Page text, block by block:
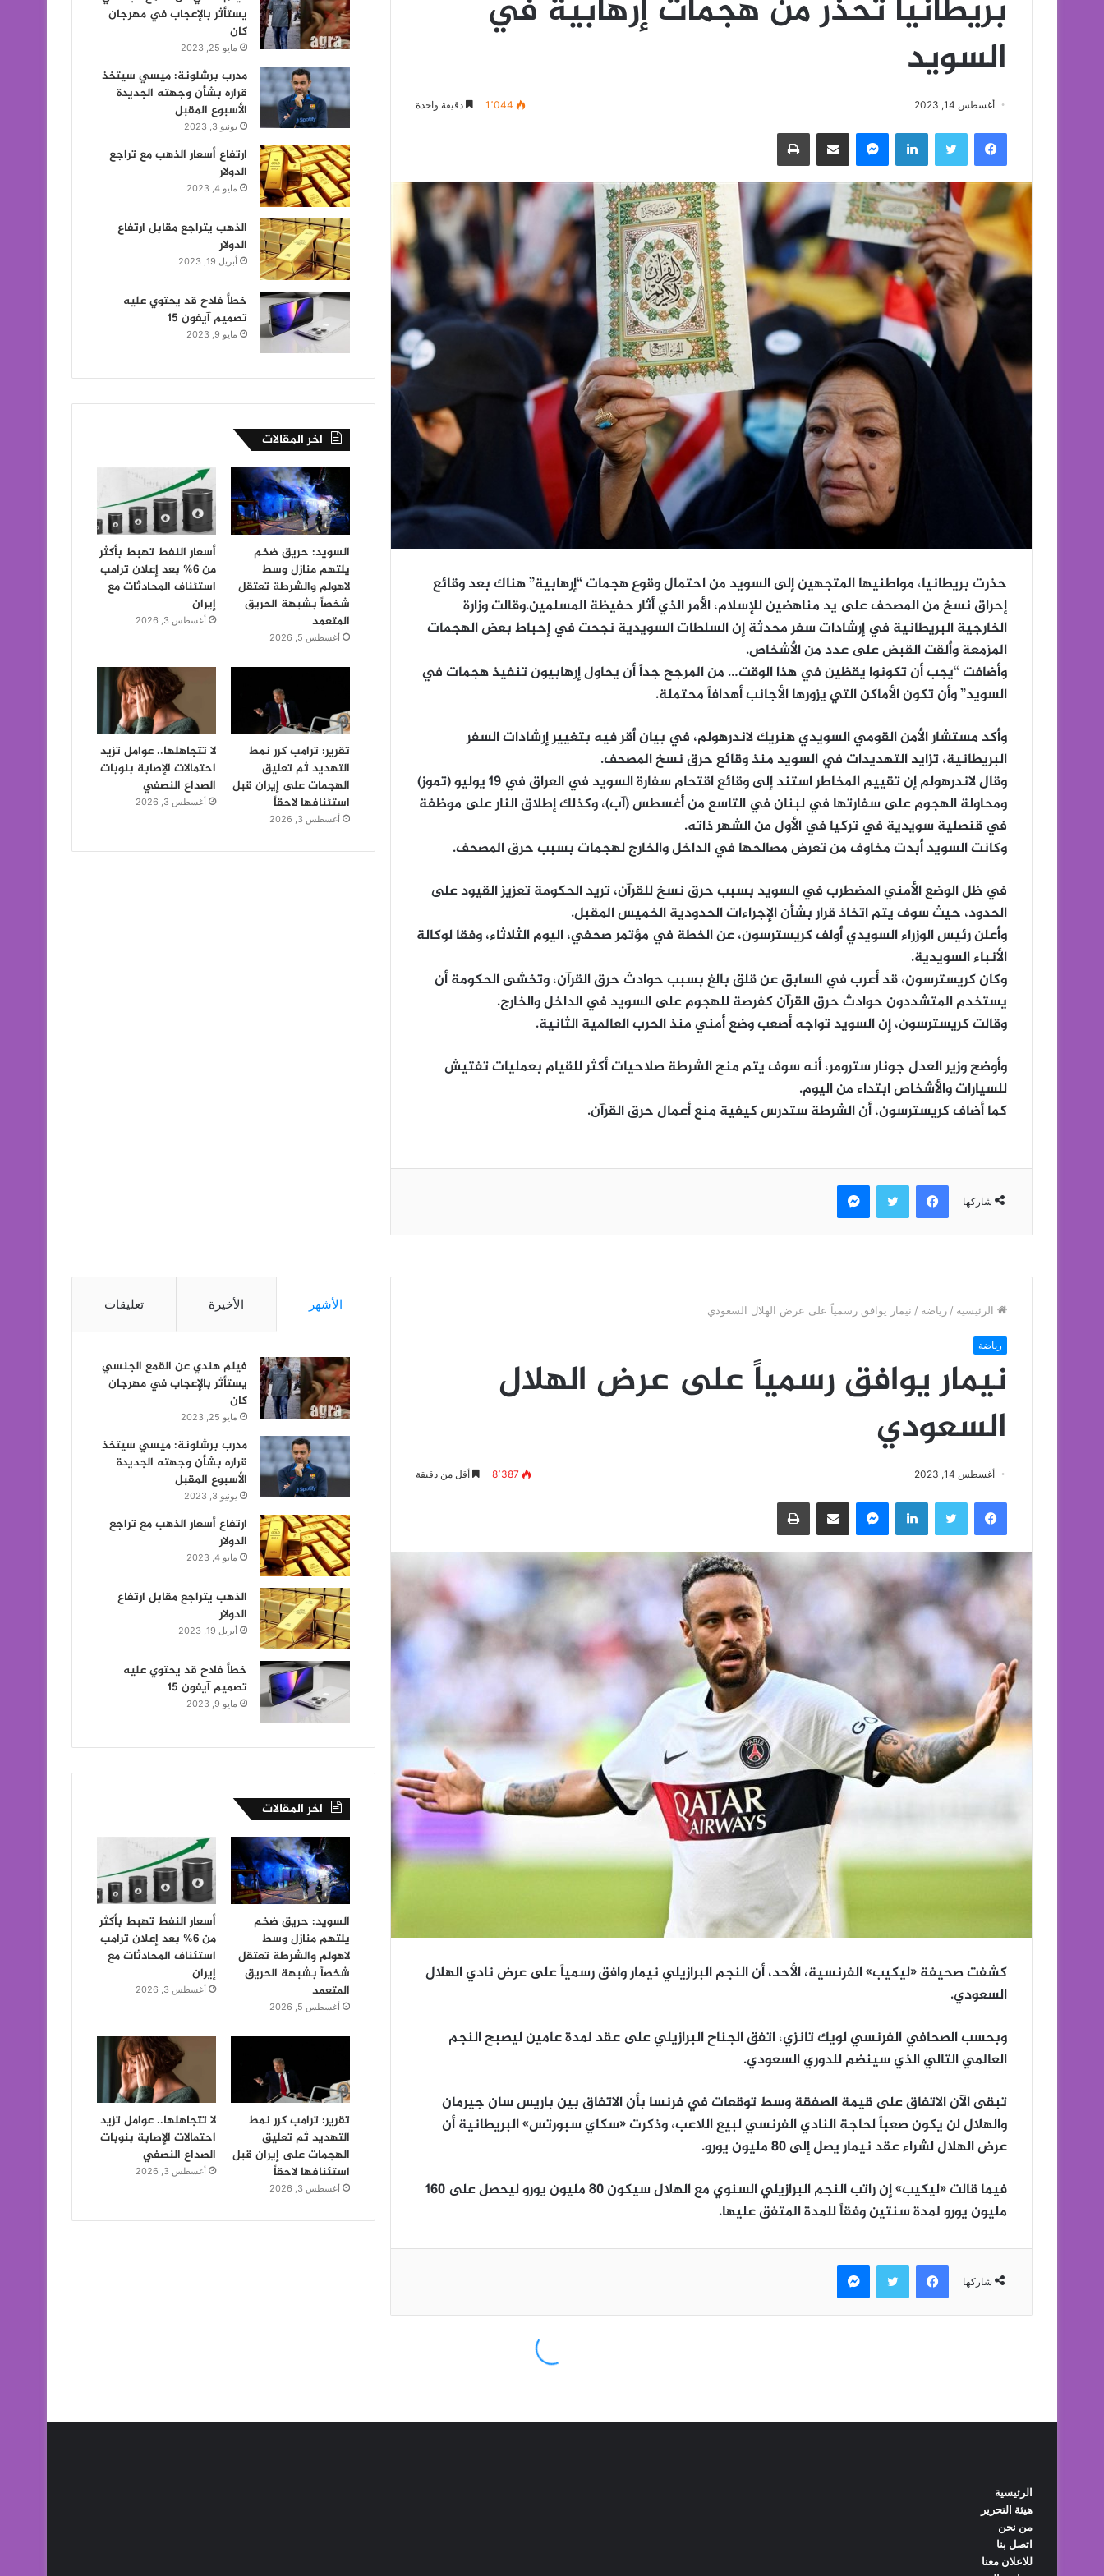
بريطانيا تحذر من هجمات إرهابية في
السويد
أغسطس 14, 2023 1٬044 دقيقة واحدة
فيسبوك تويتر لينكدإن ماسنجر مشاركة عبر البريد طباعة
حذرت بريطانيا، مواطنيها المتجهين إلى السويد من احتمال وقوع هجمات “إرهابية” هناك بعد وقائع
إحراق نسخ من المصحف على يد مناهضين للإسلام، الأمر الذي أثار حفيظة المسلمين.وقالت وزارة
الخارجية البريطانية في إرشادات سفر محدثة إن السلطات السويدية نجحت في إحباط بعض الهجمات
المزمعة وألقت القبض على عدد من الأشخاص.
وأضافت “يجب أن تكونوا يقظين في هذا الوقت… من المرجح جداً أن يحاول إرهابيون تنفيذ هجمات في
السويد” وأن تكون الأماكن التي يزورها الأجانب أهدافاً محتملة.
وأكد مستشار الأمن القومي السويدي هنريك لاندرهولم، في بيان أقر فيه بتغيير إرشادات السفر
البريطانية، تزايد التهديدات في السويد منذ وقائع حرق نسخ المصحف.
وقال لاندرهولم إن تقييم المخاطر استند إلى وقائع اقتحام سفارة السويد في العراق في 19 يوليو (تموز)
ومحاولة الهجوم على سفارتها في لبنان في التاسع من أغسطس (آب)، وكذلك إطلاق النار على موظفة
في قنصلية سويدية في تركيا في الأول من الشهر ذاته.
وكانت السويد أبدت مخاوف من تعرض مصالحها في الداخل والخارج لهجمات بسبب حرق المصحف.
في ظل الوضع الأمني المضطرب في السويد بسبب حرق نسخ للقرآن، تريد الحكومة تعزيز القيود على
الحدود، حيث سوف يتم اتخاذ قرار بشأن الإجراءات الحدودية الخميس المقبل.
وأعلن رئيس الوزراء السويدي أولف كريسترسون، عن الخطة في مؤتمر صحفي، اليوم الثلاثاء، وفقا لوكالة
الأنباء السويدية.
وكان كريسترسون، قد أعرب في السابق عن قلق بالغ بسبب حوادث حرق القرآن، وتخشى الحكومة أن
يستخدم المتشددون حوادث حرق القرآن كفرصة للهجوم على السويد في الداخل والخارج.
وقالت كريسترسون، إن السويد تواجه أصعب وضع أمني منذ الحرب العالمية الثانية.
وأوضح وزير العدل جونار سترومر، أنه سوف يتم منح الشرطة صلاحيات أكثر للقيام بعمليات تفتيش
للسيارات والأشخاص ابتداء من اليوم.
كما أضاف كريسترسون، أن الشرطة ستدرس كيفية منع أعمال حرق القرآن.
شاركها
فيسبوك تويتر ماسنجر
يستأثر بالإعجاب في مهرجان
كان
مايو 25, 2023
مدرب برشلونة: ميسي سيتخذ
قراره بشأن وجهته الجديدة
الأسبوع المقبل
يونيو 3, 2023
ارتفاع أسعار الذهب مع تراجع
الدولار
مايو 4, 2023
الذهب يتراجع مقابل ارتفاع
الدولار
أبريل 19, 2023
خطأ فادح قد يحتوي عليه
تصميم آيفون 15
مايو 9, 2023
اخر المقالات
السويد: حريق ضخم
يلتهم منازل وسط
لاهولم والشرطة تعتقل
شخصاً بشبهة الحريق
المتعمد
أغسطس 5, 2026
أسعار النفط تهبط بأكثر
من 6% بعد إعلان ترامب
استئناف المحادثات مع
إيران
أغسطس 3, 2026
تقرير: ترامب كرر نمط
التهديد ثم تعليق
الهجمات على إيران قبل
استئنافها لاحقاً
أغسطس 3, 2026
لا تتجاهلها.. عوامل تزيد
احتمالات الإصابة بنوبات
الصداع النصفي
أغسطس 3, 2026
الرئيسية
هيئة التحرير
من نحن
اتصل بنا
للاعلان معنا